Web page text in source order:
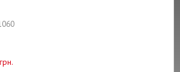
грн.